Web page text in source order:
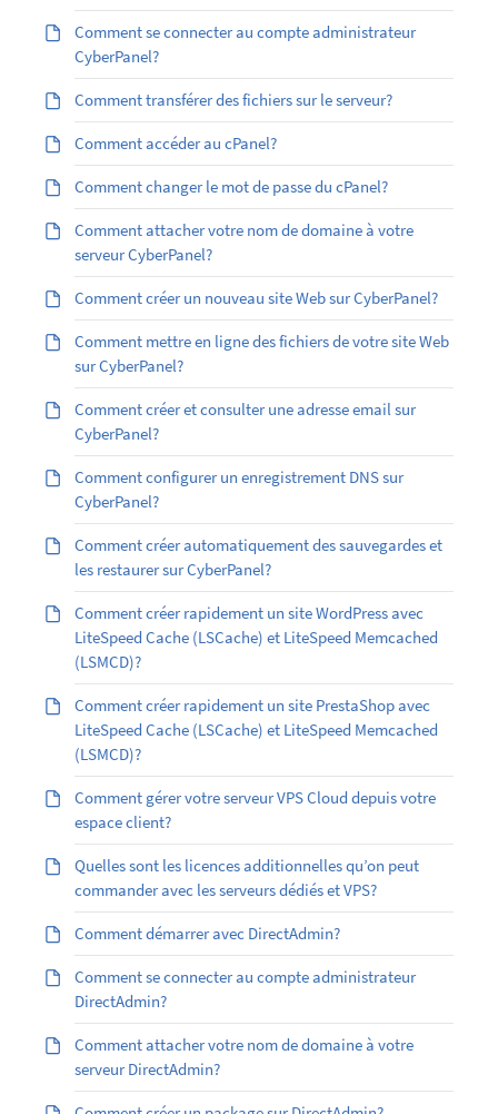
Comment se connecter au compte administrateur
CyberPanel?
Comment transférer des fichiers sur le serveur?
Comment accéder au cPanel?
Comment changer le mot de passe du cPanel?
Comment attacher votre nom de domaine à votre
serveur CyberPanel?
Comment créer un nouveau site Web sur CyberPanel?
Comment mettre en ligne des fichiers de votre site Web
sur CyberPanel?
Comment créer et consulter une adresse email sur
CyberPanel?
Comment configurer un enregistrement DNS sur
CyberPanel?
Comment créer automatiquement des sauvegardes et
les restaurer sur CyberPanel?
Comment créer rapidement un site WordPress avec
LiteSpeed Cache (LSCache) et LiteSpeed Memcached
(LSMCD)?
Comment créer rapidement un site PrestaShop avec
LiteSpeed Cache (LSCache) et LiteSpeed Memcached
(LSMCD)?
Comment gérer votre serveur VPS Cloud depuis votre
espace client?
Quelles sont les licences additionnelles qu’on peut
commander avec les serveurs dédiés et VPS?
Comment démarrer avec DirectAdmin?
Comment se connecter au compte administrateur
DirectAdmin?
Comment attacher votre nom de domaine à votre
serveur DirectAdmin?